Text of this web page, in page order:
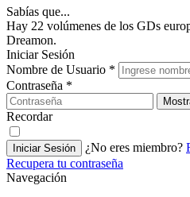
Sabías que...
Hay 22 volúmenes de los GDs
Dreamon.
Iniciar Sesión
Nombre de Usuario *
Contraseña *
Recordar
Iniciar Sesión ¿No eres miembro?
Recupera tu contraseña
Navegación